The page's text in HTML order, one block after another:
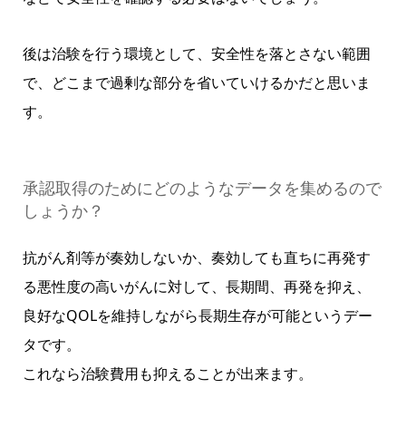
後は治験を行う環境として、安全性を落とさない範囲
で、どこまで過剰な部分を省いていけるかだと思いま
す。
承認取得のためにどのようなデータを集めるので
しょうか？
抗がん剤等が奏効しないか、奏効しても直ちに再発す
る悪性度の高いがんに対して、長期間、再発を抑え、
良好なQOLを維持しながら長期生存が可能というデー
タです。
これなら治験費用も抑えることが出来ます。